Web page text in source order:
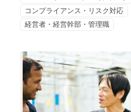
コンプライアンス・リスク対応
経営者・経営幹部・管理職